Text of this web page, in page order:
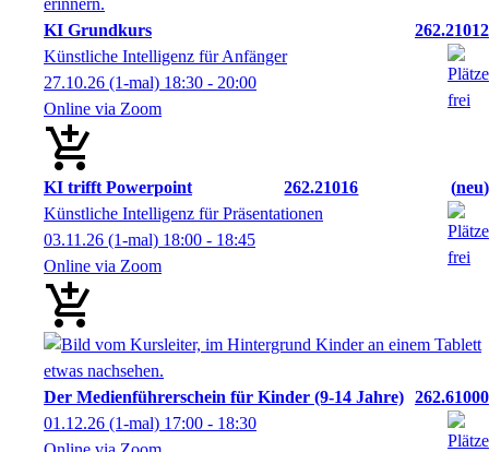
KI Grundkurs
262.21012
Künstliche Intelligenz für Anfänger
27.10.26 (1-mal) 18:30 - 20:00
Online via Zoom
KI trifft Powerpoint 262.21016
neu
Künstliche Intelligenz für Präsentationen
03.11.26 (1-mal) 18:00 - 18:45
Online via Zoom
Der Medienführerschein für Kinder (9-14 Jahre) 262.61000
01.12.26 (1-mal) 17:00 - 18:30